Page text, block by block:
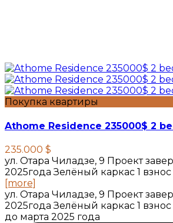
Покупка квартиры
Athome Residence 235000$ 2
235.000 $
ул. Отара Чиладзе, 9 Проект
2025года Зелёный каркас 1 взнос
[more]
ул. Отара Чиладзе, 9 Проект
2025года Зелёный каркас 1 взнос
до марта 2025 года